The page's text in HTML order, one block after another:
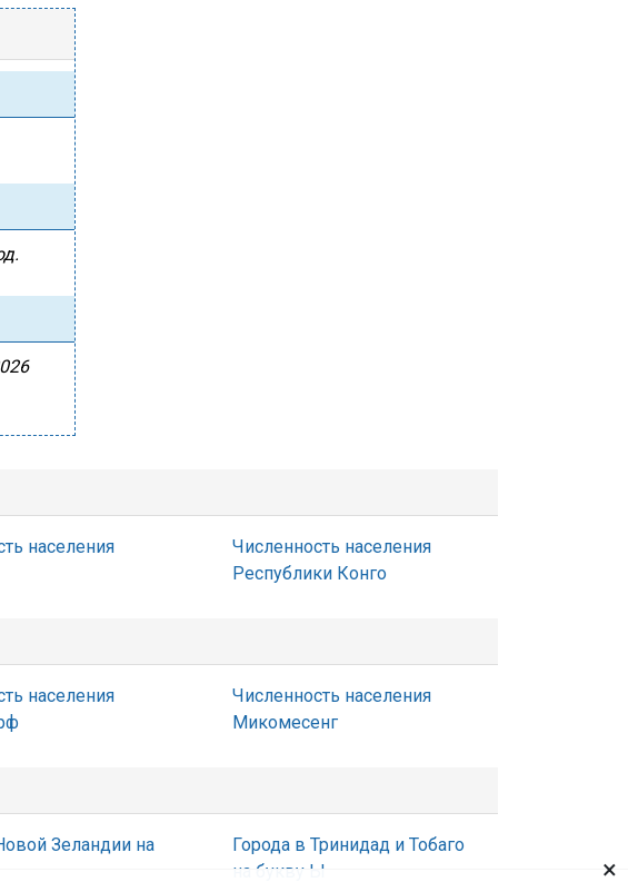
населения
Численность населения
Республики Конго
населения
Численность населения
Микомесенг
Зеландии на
Города в Тринидад и Тобаго
на букву Ы
×